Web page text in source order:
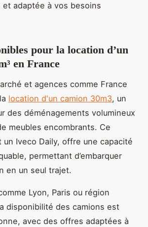
adaptée à vos besoins
pour la location d’un
en France
et agences comme France
location d'un camion 30m3, un
des déménagements volumineux
meubles encombrants. Ce
un Iveco Daily, offre une capacité
permettant d’embarquer
en un seul trajet.
Lyon, Paris ou région
disponibilité des camions est
avec des offres adaptées à